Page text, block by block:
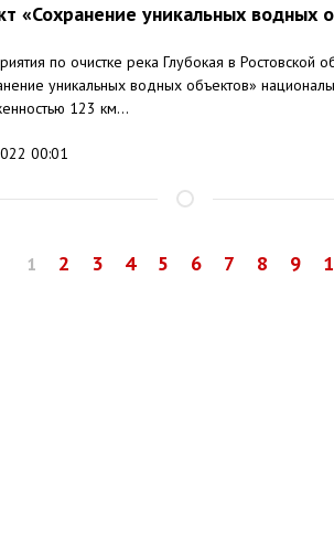
«Сохранение уникальных водных
по очистке река Глубокая в Ростовской
уникальных водных объектов»
123 км...
00:01
1 2 3 4 5 6 7 8 9